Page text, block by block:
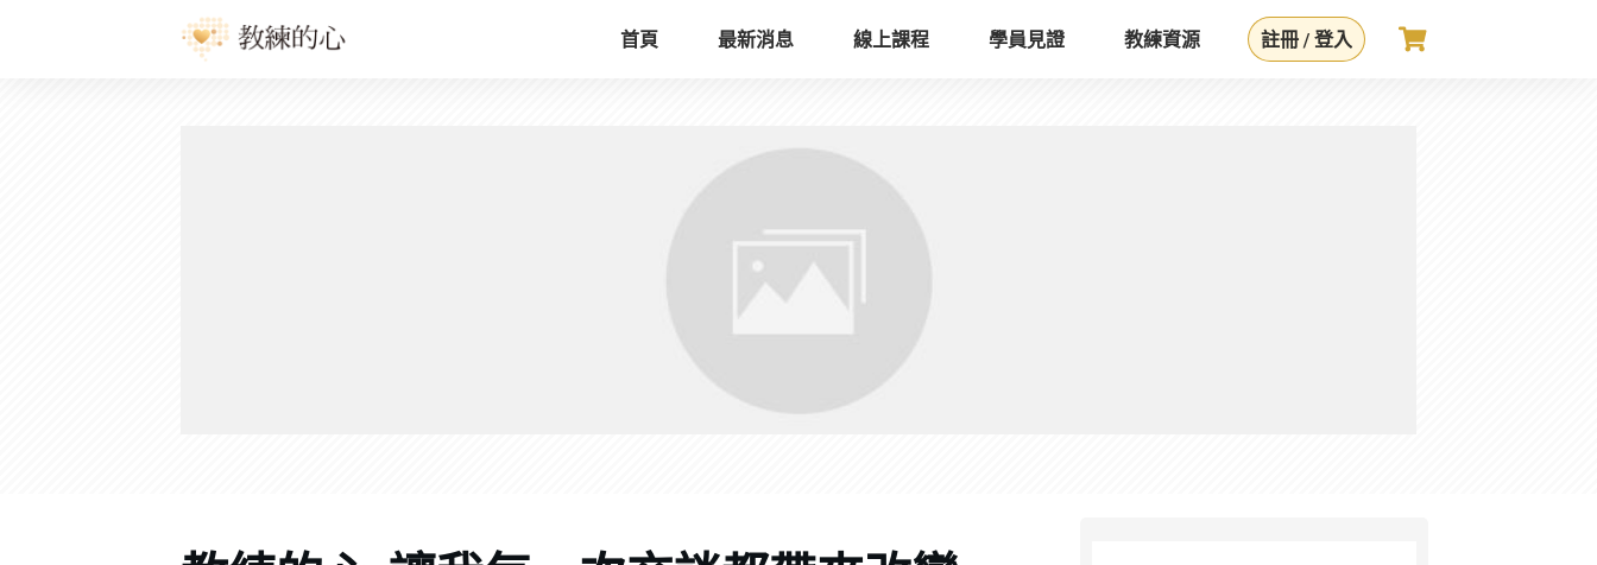
首頁 最新消息 線上課程 學員見證 教練資源 註冊 / 登入